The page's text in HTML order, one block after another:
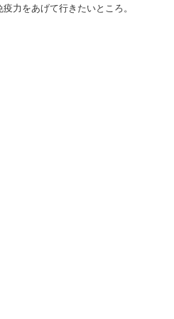
力をあげて行きたいところ。